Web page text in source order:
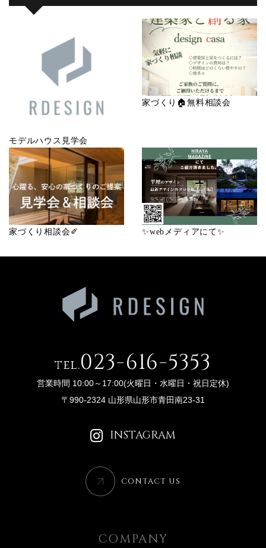
モデルハウス見学会
家づくり🏠無料相談会
家づくり相談会✐ ✨webメディアにて✨
tel.023-616-5353
営業時間 10:00～17:00(火曜日・水曜日・祝日定休)
〒990-2324 山形県山形市青田南23-31
INSTAGRAM
CONTACT US
COMPANY